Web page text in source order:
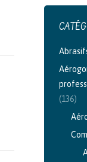
(136)